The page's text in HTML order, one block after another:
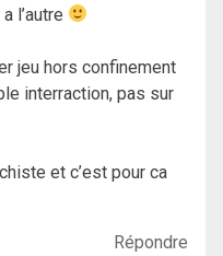
l’autre
jeu hors confinement
interraction, pas sur
et c’est pour ca
Répondre